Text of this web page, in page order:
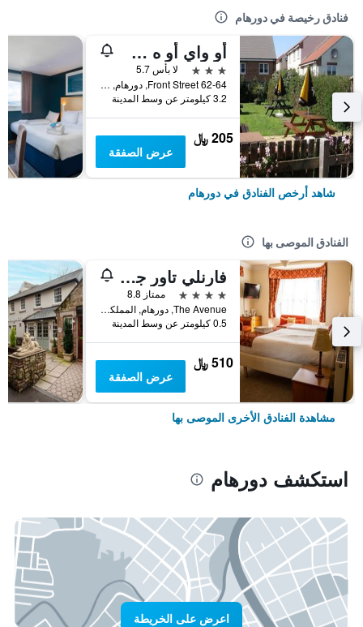
فنادق رخيصة في دورهام
أو واي أو ه سبادا بوتيك هوتل
3 نجوم
لا بأس 5.7
62-64 Front Street, دورهام, المملكة المتحدة
3.2 كيلومتر عن وسط المدينة
205 ﷼
عرض الصفقة
شاهد أرخص الفنادق في دورهام
الفنادق الموصى بها
فارنلي تاور جيست هاوس
4 نجوم
ممتاز 8.8
The Avenue, دورهام, المملكة المتحدة
0.5 كيلومتر عن وسط المدينة
510 ﷼
عرض الصفقة
مشاهدة الفنادق الأخرى الموصى بها
استكشف دورهام
اعرض على الخريطة